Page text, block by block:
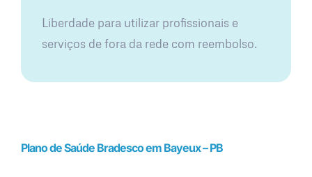
Liberdade para utilizar profissionais e
serviços de fora da rede com reembolso.
Plano de Saúde Bradesco em Bayeux – PB